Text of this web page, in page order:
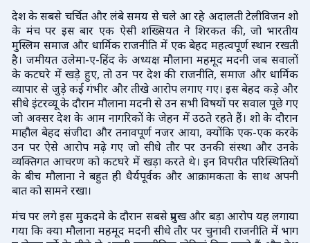
देश के सबसे चर्चित और लंबे समय से चले आ रहे अदालती टेलीविजन शो
के मंच पर इस बार एक ऐसी शख्सियत ने शिरकत की, जो भारतीय
मुस्लिम समाज और धार्मिक राजनीति में एक बेहद महत्वपूर्ण स्थान रखती
है। जमीयत उलेमा-ए-हिंद के अध्यक्ष मौलाना महमूद मदनी जब सवालों
के कटघरे में खड़े हुए, तो उन पर देश की राजनीति, समाज और धार्मिक
व्यापार से जुड़े कई गंभीर और तीखे आरोप लगाए गए। इस बेहद कड़े और
सीधे इंटरव्यू के दौरान मौलाना मदनी से उन सभी विषयों पर सवाल पूछे गए
जो अक्सर देश के आम नागरिकों के जेहन में उठते रहते हैं। शो के दौरान
माहौल बेहद संजीदा और तनावपूर्ण नजर आया, क्योंकि एक-एक करके
उन पर ऐसे आरोप मढ़े गए जो सीधे तौर पर उनकी संस्था और उनके
व्यक्तिगत आचरण को कटघरे में खड़ा करते थे। इन विपरीत परिस्थितियों
के बीच मौलाना ने बहुत ही धैर्यपूर्वक और आक्रामकता के साथ अपनी
बात को सामने रखा।
मंच पर लगे इस मुकदमे के दौरान सबसे प्रमुख और बड़ा आरोप यह लगाया
गया कि क्या मौलाना महमूद मदनी सीधे तौर पर चुनावी राजनीति में भाग